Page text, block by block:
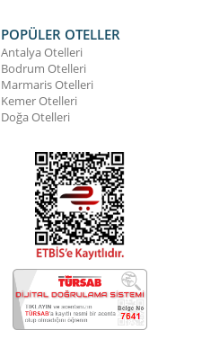
POPÜLER OTELLER
Antalya Otelleri
Bodrum Otelleri
Marmaris Otelleri
Kemer Otelleri
Doğa Otelleri